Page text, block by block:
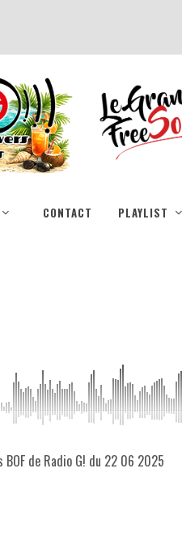
CONTACT PLAYLIST
de Radio G! du 22 06 2025